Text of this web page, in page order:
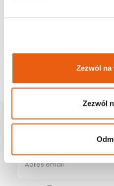
Zezwól
Zezwól
Zapisz Się
Bądź na bieżąco z naszymi